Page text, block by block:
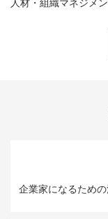
人材・組織マネジメ
企業家になるため